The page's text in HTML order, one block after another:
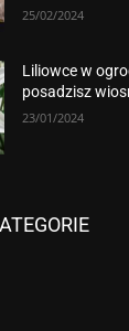
25/02/2024
Liliowce w
posadzisz
23/01/2024